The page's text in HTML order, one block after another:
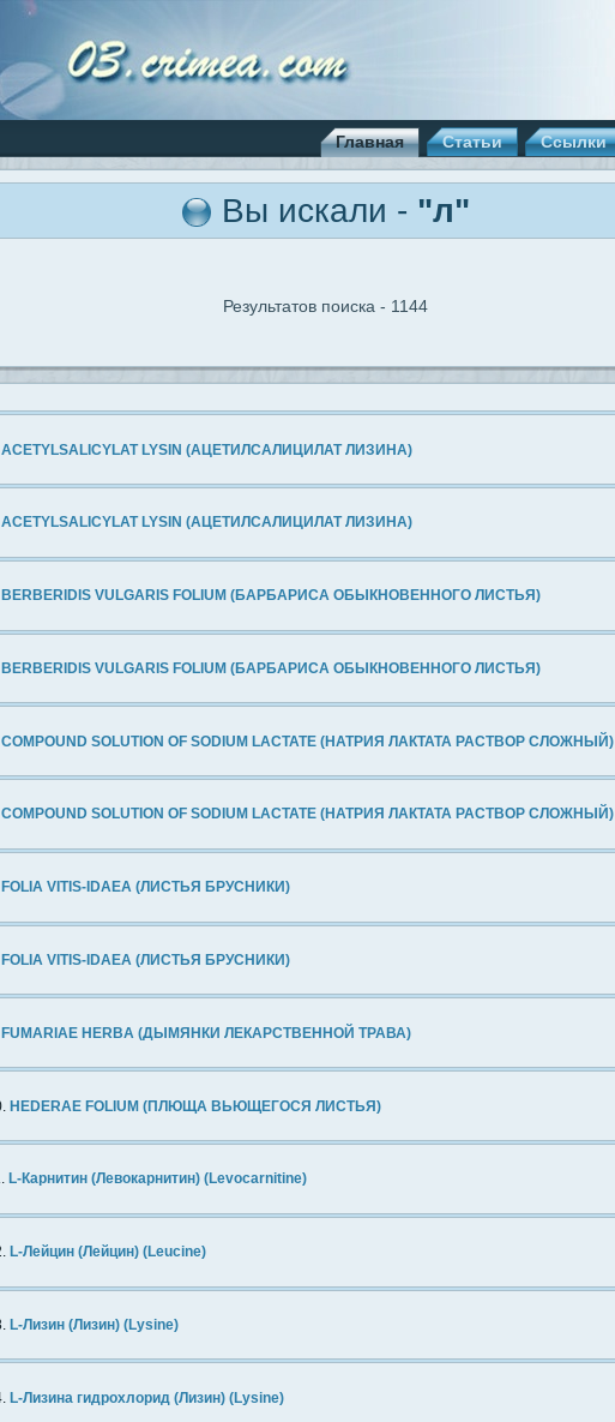
Главная Статьи Ссылки
Вы искали - "л"
Результатов поиска - 1144
ACETYLSALICYLAT LYSIN (АЦЕТИЛСАЛИЦИЛАТ ЛИЗИНА)
ACETYLSALICYLAT LYSIN (АЦЕТИЛСАЛИЦИЛАТ ЛИЗИНА)
BERBERIDIS VULGARIS FOLIUM (БАРБАРИСА ОБЫКНОВЕННОГО ЛИСТЬЯ)
BERBERIDIS VULGARIS FOLIUM (БАРБАРИСА ОБЫКНОВЕННОГО ЛИСТЬЯ)
COMPOUND SOLUTION OF SODIUM LACTATE (НАТРИЯ ЛАКТАТА РАСТВОР СЛОЖНЫЙ)
COMPOUND SOLUTION OF SODIUM LACTATE (НАТРИЯ ЛАКТАТА РАСТВОР СЛОЖНЫЙ)
FOLIA VITIS-IDAEA (ЛИСТЬЯ БРУСНИКИ)
FOLIA VITIS-IDAEA (ЛИСТЬЯ БРУСНИКИ)
FUMARIAE HERBA (ДЫМЯНКИ ЛЕКАРСТВЕННОЙ ТРАВА)
HEDERAE FOLIUM (ПЛЮЩА ВЬЮЩЕГОСЯ ЛИСТЬЯ)
L-Карнитин (Левокарнитин) (Levocarnitine)
L-Лейцин (Лейцин) (Leucine)
L-Лизин (Лизин) (Lysine)
L-Лизина гидрохлорид (Лизин) (Lysine)